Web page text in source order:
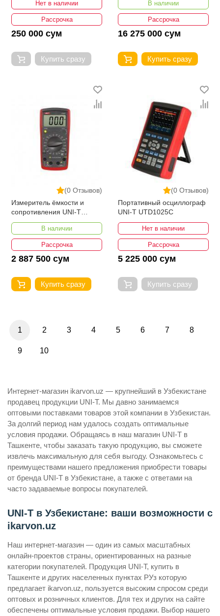
Нет в наличии
Рассрочка
250 000 сум
Купить сразу
В наличии
Рассрочка
16 275 000 сум
Купить сразу
(0 Отзывов)
Измеритель ёмкости и
сопротивления UNI-T
UT600
В наличии
Рассрочка
2 887 500 сум
Купить сразу
(0 Отзывов)
Портативный осциллограф
UNI-T UTD1025C
Нет в наличии
Рассрочка
5 225 000 сум
Купить сразу
1 2 3 4 5 6 7 8
9 10
Интернет-магазин ikarvon.uz — крупнейший в Узбекистане
продавец продукции UNI-T. Мы давно занимаемся
оптовыми поставками товаров этой компании в Узбекистан.
За долгий период нам удалось создать оптимальные
условия продажи. Обращаясь в наш магазин UNI-T в
Ташкенте, чтобы заказать такую продукцию, вы сможете
извлечь максимальную для себя выгоду. Ознакомьтесь с
преимуществами нашего предложения приобрести товары
от бренда UNI-T в Узбекистане, а также с ответами на
часто задаваемые вопросы покупателей.
UNI-T в Узбекистане: ваши возможности с
ikarvon.uz
Наш интернет-магазин — один из самых масштабных
онлайн-проектов страны, ориентированных на разные
категории покупателей. Продукция UNI-T, купить в
Ташкенте и других населенных пунктах РУз которую
предлагает ikarvon.uz, пользуется высоким спросом среди
оптовых и розничных клиентов. Для тех и других на сайте
обеспечены оптимальные условия продажи. Выбор нашего